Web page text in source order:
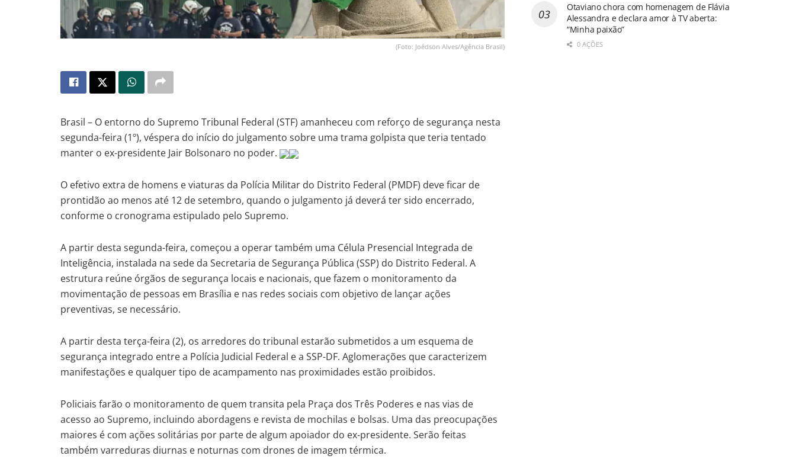
(Foto: Joédson Alves/Agência Brasil)
Brasil – O entorno do Supremo Tribunal Federal (STF) amanheceu com reforço de segurança nesta
segunda-feira (1º), véspera do início do julgamento sobre uma trama golpista que teria tentado
manter o ex-presidente Jair Bolsonaro no poder.
O efetivo extra de homens e viaturas da Polícia Militar do Distrito Federal (PMDF) deve ficar de
prontidão ao menos até 12 de setembro, quando o julgamento já deverá ter sido encerrado,
conforme o cronograma estipulado pelo Supremo.
A partir desta segunda-feira, começou a operar também uma Célula Presencial Integrada de
Inteligência, instalada na sede da Secretaria de Segurança Pública (SSP) do Distrito Federal. A
estrutura reúne órgãos de segurança locais e nacionais, que fazem o monitoramento da
movimentação de pessoas em Brasília e nas redes sociais com objetivo de lançar ações
preventivas, se necessário.
A partir desta terça-feira (2), os arredores do tribunal estarão submetidos a um esquema de
segurança integrado entre a Polícia Judicial Federal e a SSP-DF. Aglomerações que caracterizem
manifestações e qualquer tipo de acampamento nas proximidades estão proibidos.
Policiais farão o monitoramento de quem transita pela Praça dos Três Poderes e nas vias de
acesso ao Supremo, incluindo abordagens e revista de mochilas e bolsas. Uma das preocupações
maiores é com ações solitárias por parte de algum apoiador do ex-presidente. Serão feitas
também varreduras diurnas e noturnas com drones de imagem térmica.
Otaviano chora com homenagem de Flávia
Alessandra e declara amor à TV aberta:
“Minha paixão”
0 AÇÕES